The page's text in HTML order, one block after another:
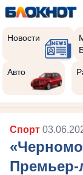
Новости
Авто
Спорт
Премьер-